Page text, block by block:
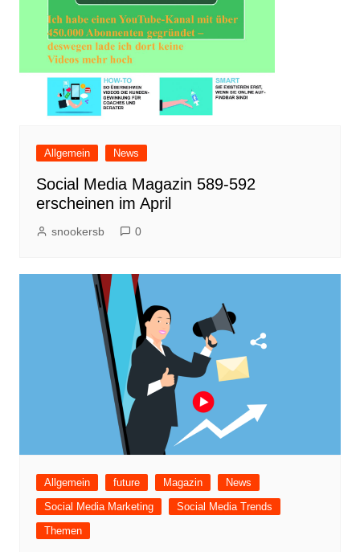
Allgemein News
Social Media Magazin 589-592
erscheinen im April
snookersb 0
Allgemein future Magazin
News
Social Media Marketing
Social Media Trends
Themen